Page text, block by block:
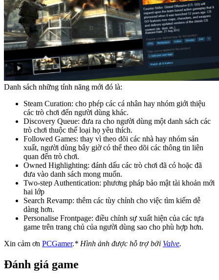
Danh sách những tính năng mới đó là:
Steam Curation: cho phép các cá nhân hay nhóm giới thiệu
các trò chơi đến người dùng khác.
Discovery Queue: đưa ra cho người dùng một danh sách các
trò chơi thuộc thể loại họ yêu thích.
Followed Games: thay vì theo dõi các nhà hay nhóm sản
xuất, người dùng bây giờ có thể theo dõi các thông tin liên
quan đến trò chơi.
Owned Highlighting: đánh dấu các trò chơi đã có hoặc đã
đưa vào danh sách mong muốn.
Two-step Authentication: phương pháp bảo mật tài khoản mới
hai lớp
Search Revamp: thêm các tùy chỉnh cho việc tìm kiếm dễ
dàng hơn.
Personalise Frontpage: điều chỉnh sự xuất hiện của các tựa
game trên trang chủ của người dùng sao cho phù hợp hơn.
Xin cảm ơn PCGamer.* Hình ảnh được hỗ trợ bởi Valve.
Đánh giá game